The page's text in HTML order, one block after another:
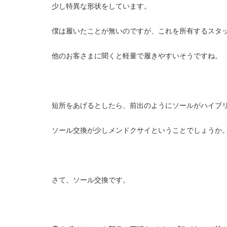
少し特異な形状をしています。
僕は履いたことが無いのですが、これを所有するスタ
他のお客さまに聞くと軽量で履きやすいそうですね。
短所をあげるとしたら、前出のようにソールがハイブ
ソール交換が少しメンドクサイということでしょうか。
さて、ソール交換です。